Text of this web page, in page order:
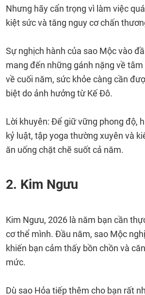
Nhưng hãy cẩn trọng vì làm việc
kiệt sức và tăng nguy cơ chấn
Sự nghịch hành của sao Mộc vào
mang đến những gánh nặng về tâm
về cuối năm, sức khỏe càng cần
biệt do ảnh hưởng từ Kế Đô.
Lời khuyên: Để giữ vững phong độ,
kỷ luật, tập yoga thường xuyên và
ăn uống chặt chẽ suốt cả năm.
2. Kim Ngưu
Kim Ngưu, 2026 là năm bạn cần
cơ thể mình. Đầu năm, sao Mộc
khiến bạn cảm thấy bồn chồn và
mức.
Dù sao Hỏa tiếp thêm cho bạn rất